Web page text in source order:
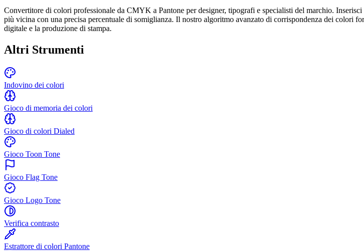
Convertitore di colori professionale da CMYK a Pantone per designer, tipografi e specialisti del marchio.
più vicina con una precisa percentuale di somiglianza. Il nostro algoritmo avanzato di corrispondenza dei colori
digitale e la produzione di stampa.
Altri Strumenti
Indovino dei colori
Gioco di memoria dei colori
Gioco di colori Dialed
Gioco Toon Tone
Gioco Flag Tone
Gioco Logo Tone
Verifica contrasto
Estrattore di colori Pantone